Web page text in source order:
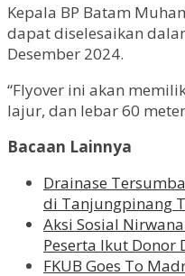
Kepala BP Batam
dapat diselesaikan
Desember 2024.
“Flyover ini akan
lajur, dan lebar 60
Bacaan Lainnya
Drainase
di Tanjungpinang
Aksi Sosial
Peserta Ikut Donor
FKUB Goes To